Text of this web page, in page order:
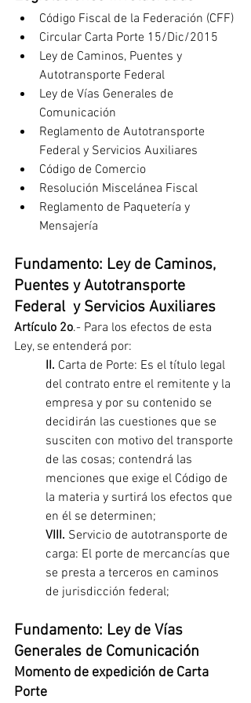
Código Fiscal de la Federación (CFF)
Circular Carta Porte 15/Dic/2015
Ley de Caminos, Puentes y
Autotransporte Federal
Ley de Vías Generales de
Comunicación
Reglamento de Autotransporte
Federal y Servicios Auxiliares
Código de Comercio
Resolución Miscelánea Fiscal
Reglamento de Paquetería y
Mensajería
Fundamento: Ley de Caminos,
Puentes y Autotransporte
Federal  y Servicios Auxiliares
Artículo 2o.- Para los efectos de esta
Ley, se entenderá por:
II. Carta de Porte: Es el título legal
del contrato entre el remitente y la
empresa y por su contenido se
decidirán las cuestiones que se
susciten con motivo del transporte
de las cosas; contendrá las
menciones que exige el Código de
la materia y surtirá los efectos que
en él se determinen;
VIII. Servicio de autotransporte de
carga: El porte de mercancías que
se presta a terceros en caminos
de jurisdicción federal;
Fundamento: Ley de Vías
Generales de Comunicación
Momento de expedición de Carta
Porte